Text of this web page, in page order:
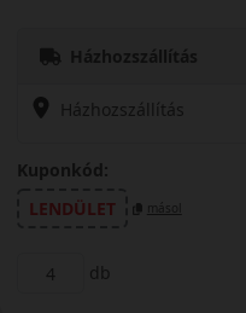
Házhozszállítás
Házhozszállítás
Kuponkód:
LENDÜLET
másol
db